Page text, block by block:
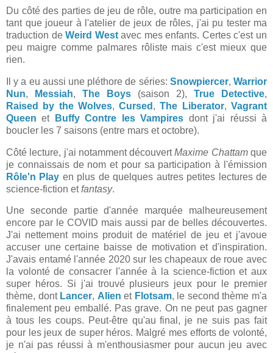
Du côté des parties de jeu de rôle, outre ma participation en
tant que joueur à l'atelier de jeux de rôles, j'ai pu tester ma
traduction deWeird Westavec mes enfants. Certes c'est un
peu maigre comme palmares rôliste mais c'est mieux que
rien.
Il y a eu aussi une pléthore de séries: Snowpiercer,Warrior
Nun, Messiah, The Boys (saison 2), True Detective,
Raised by the Wolves,Cursed ,The Liberator,Vagrant
Queen et Buffy Contre les Vampires dont j'ai réussi à
boucler les 7 saisons (entre mars et octobre).
Côté lecture, j'ai notamment découvertMaxime Chattamque
je connaissais de nom et pour sa participation à l'émission
Rôle'n Play en plus de quelques autres petites lectures de
science-fiction etfantasy.
Une seconde partie d'année marquée malheureusement
encore par le COVID mais aussi par de belles découvertes.
J'ai nettement moins produit de matériel de jeu et j'avoue
accuser une certaine baisse de motivation et d'inspiration.
J'avais entamé l'année 2020 sur les chapeaux de roue avec
la volonté de consacrer l'année à la science-fiction et aux
super héros. Si j'ai trouvé plusieurs jeux pour le premier
thème, dont Lancer, Alien et Flotsam, le second thème m'a
finalement peu emballé. Pas grave. On ne peut pas gagner
à tous les coups. Peut-être qu'au final, je ne suis pas fait
pour les jeux de super héros. Malgré mes efforts de volonté,
je n'ai pas réussi à m'enthousiasmer pour aucun jeu avec